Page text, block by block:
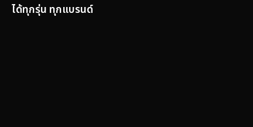
ได้ทุกรุ่น ทุกแบรนด์